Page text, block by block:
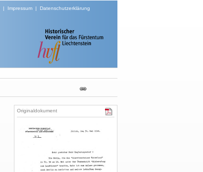
| Impressum| Datenschutzerklärung
Originaldokument